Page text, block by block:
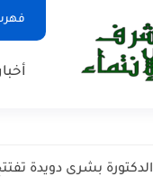
الدكتورة بشرى دويدة